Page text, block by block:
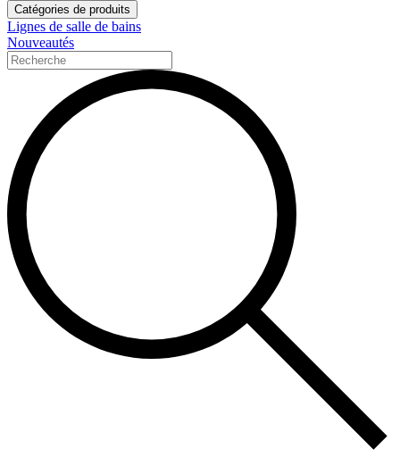
Catégories de produits
Lignes de salle de bains
Nouveautés